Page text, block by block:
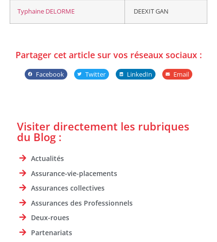
Typhaine DELORME DEEXIT GAN
Partager cet article sur vos réseaux sociaux :
Facebook Twitter LinkedIn Email
Visiter directement les rubriques
du Blog :
Actualités
Assurance-vie-placements
Assurances collectives
Assurances des Professionnels
Deux-roues
Partenariats